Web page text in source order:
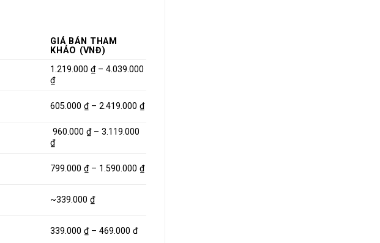
GIÁ BÁN THAM
KHẢO (VNĐ)
1.219.000 ₫ – 4.039.000
₫
605.000 ₫ – 2.419.000 ₫
960.000 ₫ – 3.119.000
₫
799.000 ₫ – 1.590.000 ₫
~339.000 ₫
339.000 ₫ – 469.000 đ